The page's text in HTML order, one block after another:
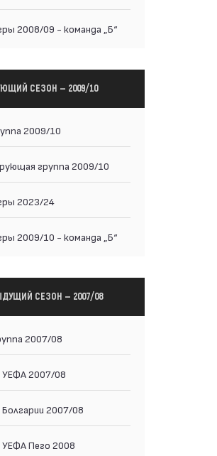
2008/09 - команда „Б“
СЕЗОН — 2009/10
2009/10
группа 2009/10
2023/24
2009/10 - команда „Б“
СЕЗОН — 2007/08
2007/08
УЕФА 2007/08
2007/08
УЕФА Пего 2008